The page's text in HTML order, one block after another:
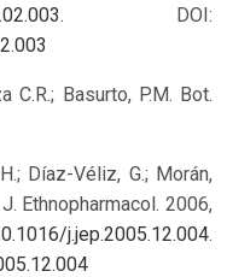
. DOI:
C.R.; Basurto, P.M. Bot.
Díaz-Véliz, G.; Morán,
Ethnopharmacol. 2006,
j.jep.2005.12.004.